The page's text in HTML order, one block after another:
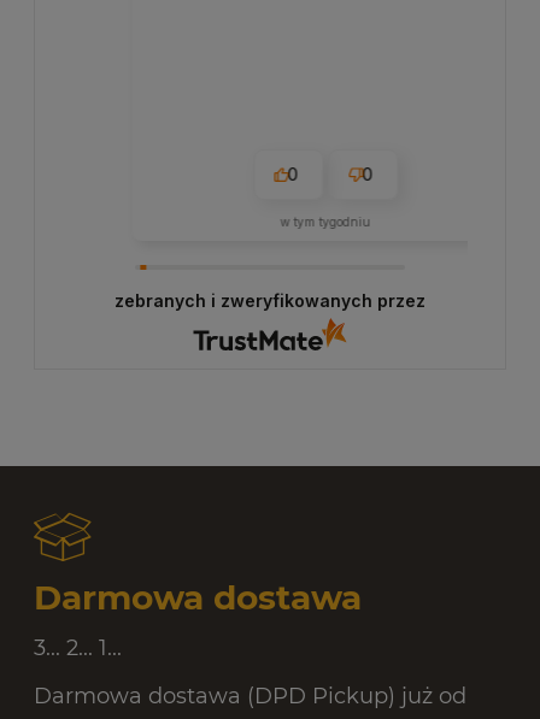
0 0
w tym tygodniu
zebranych i zweryfikowanych przez
Darmowa dostawa
3... 2... 1...
Darmowa dostawa (DPD Pickup) już od